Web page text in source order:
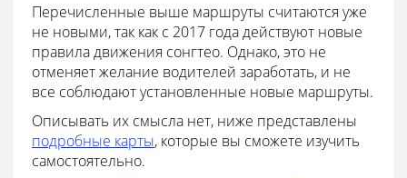
Перечисленные выше маршруты считаются уже
не новыми, так как с 2017 года действуют новые
правила движения сонгтео. Однако, это не
отменяет желание водителей заработать, и не
все соблюдают установленные новые маршруты.
Описывать их смысла нет, ниже представлены
подробные карты, которые вы сможете изучить
самостоятельно.